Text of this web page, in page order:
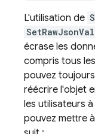
L'utilisation de
écrase les
compris tous
pouvez
réécrire l'objet
les utilisateurs
pouvez mettre